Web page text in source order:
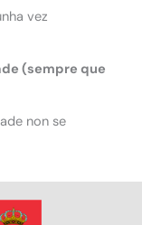
vez
(sempre que
non se